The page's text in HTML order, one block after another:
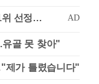
골 못 찾아"
제가 틀렸습니다"